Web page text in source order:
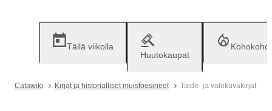
Tällä viikolla
Huutokaupat
Catawiki Kirjat ja historialliset muistoesineet Taide- ja valokuvakirjat